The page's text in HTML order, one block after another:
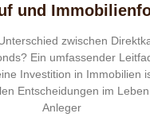
und
zwischen
Ein umfassender
Investition in Immobilien
Entscheidungen im
Anleger